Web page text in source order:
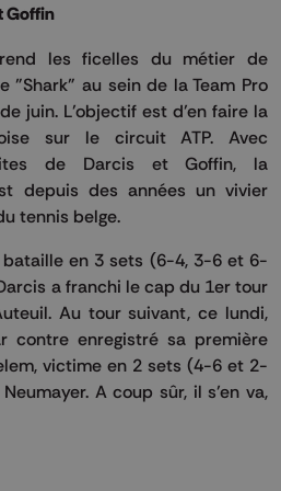
Goffin
les ficelles du métier de
"Shark" au sein de la Team Pro
juin. L’objectif est d’en faire la
sur le circuit ATP. Avec
de Darcis et Goffin, la
depuis des années un vivier
tennis belge.
en 3 sets (6-4, 3-6 et 6-
a franchi le cap du 1er tour
Au tour suivant, ce lundi,
contre enregistré sa première
victime en 2 sets (4-6 et 2-
A coup sûr, il s’en va,